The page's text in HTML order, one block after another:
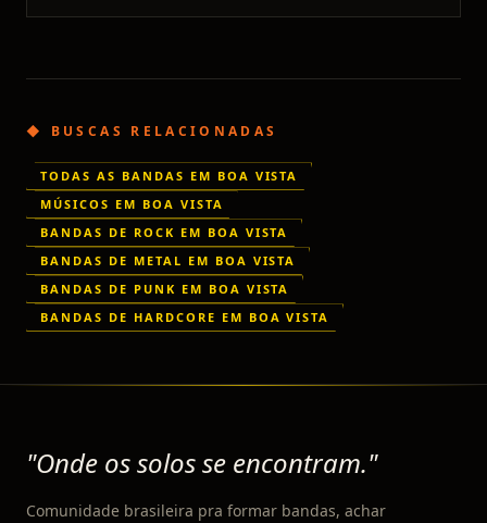
◆ BUSCAS RELACIONADAS
TODAS AS BANDAS EM BOA VISTA
MÚSICOS EM BOA VISTA
BANDAS DE ROCK EM BOA VISTA
BANDAS DE METAL EM BOA VISTA
BANDAS DE PUNK EM BOA VISTA
BANDAS DE HARDCORE EM BOA VISTA
"Onde os solos se encontram."
Comunidade brasileira pra formar bandas, achar